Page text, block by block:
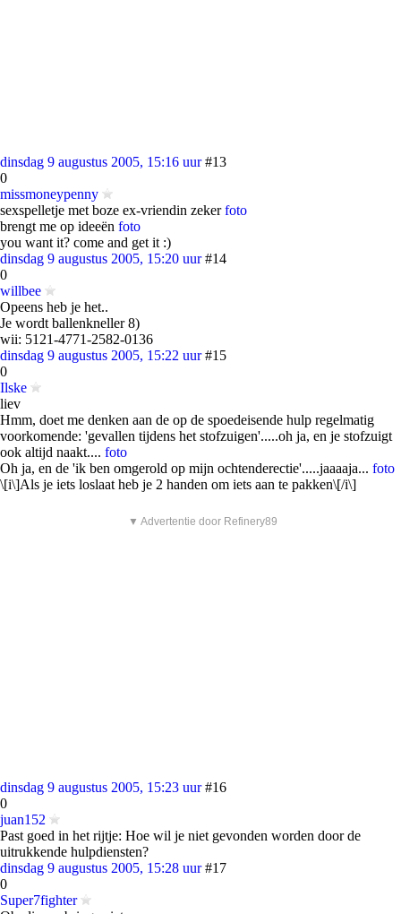
dinsdag 9 augustus 2005, 15:16 uur #13
0
missmoneypenny
sexspelletje met boze ex-vriendin zekerfoto
brengt me op ideeën foto
you want it? come and get it :)
dinsdag 9 augustus 2005, 15:20 uur #14
0
willbee
Opeens heb je het..
Je wordt ballenkneller 8)
wii: 5121-4771-2582-0136
dinsdag 9 augustus 2005, 15:22 uur #15
0
Ilske
liev
Hmm, doet me denken aan de op de spoedeisende hulp regelmatig
voorkomende: 'gevallen tijdens het stofzuigen'.....oh ja, en je stofzuigt
ook altijd naakt.... foto
Oh ja, en de 'ik ben omgerold op mijn ochtenderectie'.....jaaaaja... foto
\[i\]Als je iets loslaat heb je 2 handen om iets aan te pakken\[/i\]
▼ Advertentie door Refinery89
dinsdag 9 augustus 2005, 15:23 uur #16
0
juan152
Past goed in het rijtje: Hoe wil je niet gevonden worden door de
uitrukkende hulpdiensten?
dinsdag 9 augustus 2005, 15:28 uur #17
0
Super7fighter